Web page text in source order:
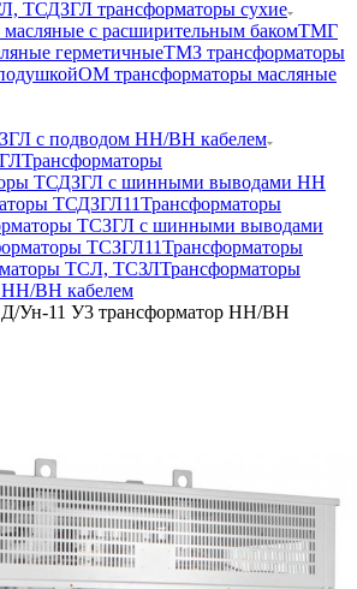
ТСДЗГЛ трансформаторы сухие
с расширительным бакомТМГ
герметичныеТМЗ трансформаторы
ОМ трансформаторы масляные
с подводом НН/ВН кабелем
Трансформаторы
ТСДЗГЛ с шинными выводами НН
ТСДЗГЛ11Трансформаторы
ТСЗГЛ с шинными выводами
ТСЗГЛ11Трансформаторы
ТСЛ, ТСЗЛТрансформаторы
ВН кабелем
Ун-11 У3 трансформатор НН/ВН